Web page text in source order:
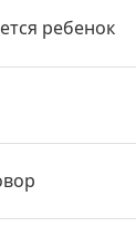
ребенок